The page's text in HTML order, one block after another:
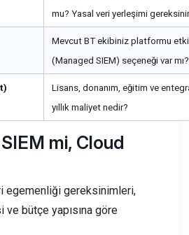
mu? Yasal veri yerleşimi
Mevcut BT ekibiniz platformu
(Managed SIEM) seçeneği var mı?
Lisans, donanım, eğitim ve
yıllık maliyet nedir?
mi, Cloud
egemenliği gereksinimleri,
bütçe yapısına göre